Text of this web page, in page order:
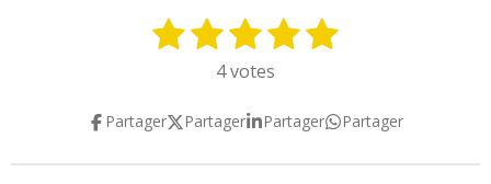
a
1
o
i
2
o
i
3
é
o
i
4
é
o
i
5
o
i
y
r
4 votes
Partager Partager Partager Partager